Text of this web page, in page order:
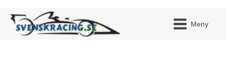
Meny